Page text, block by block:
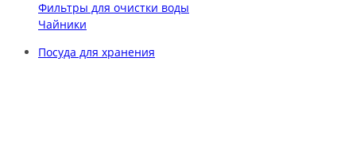
Фильтры для очистки воды
Чайники
Посуда для хранения